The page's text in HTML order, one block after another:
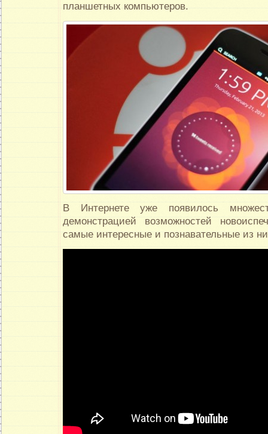
планшетных компьютеров.
В Интернете уже появилось
демонстрацией возможностей
самые интересные и познавательные из